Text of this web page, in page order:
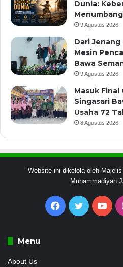
Dunia:
9 Agustus 2026
Dari Jenang
Mesin
Bawa
9 Agustus 2026
Masuk Final
Singasari
Usaha 72
8 Agustus 2026
Website ini dikelola oleh
Muhammadiyah
Facebook
Twitter
Menu
About Us